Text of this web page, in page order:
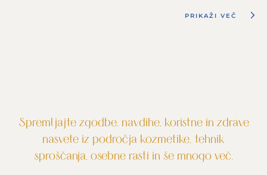
PRIKAŽI VEČ
Spremljajte zgodbe, navdihe, koristne in zdrave
nasvete iz področja kozmetike, tehnik
sproščanja, osebne rasti in še mnogo več.